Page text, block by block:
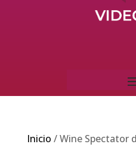
Inicio / Wine Spectator